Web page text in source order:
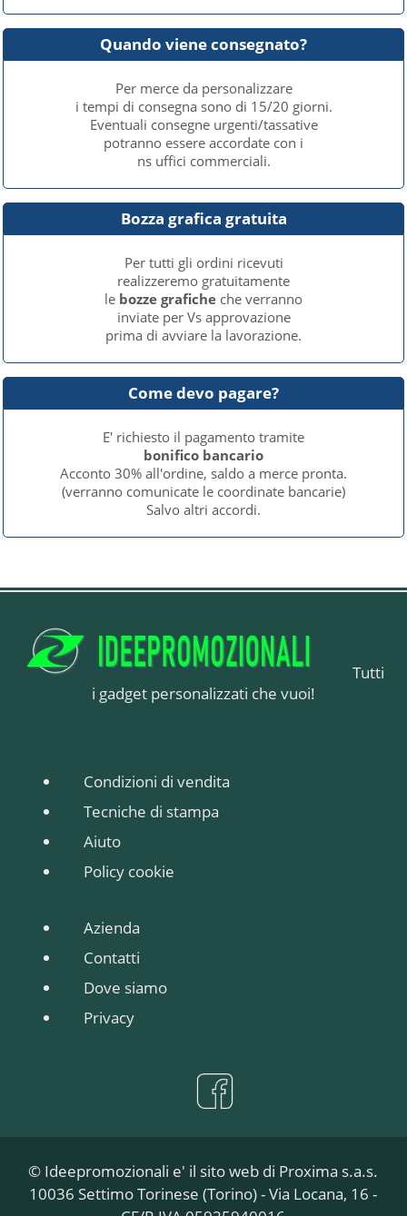
Quando viene consegnato?
Per merce da personalizzare
i tempi di consegna sono di 15/20 giorni.
Eventuali consegne urgenti/tassative
potranno essere accordate con i
ns uffici commerciali.
Bozza grafica gratuita
Per tutti gli ordini ricevuti
realizzeremo gratuitamente
le bozze grafiche che verranno
inviate per Vs approvazione
prima di avviare la lavorazione.
Come devo pagare?
E' richiesto il pagamento tramite
bonifico bancario
Acconto 30% all'ordine, saldo a merce pronta.
(verranno comunicate le coordinate bancarie)
Salvo altri accordi.
Tutti
i gadget personalizzati che vuoi!
Condizioni di vendita
Tecniche di stampa
Aiuto
Policy cookie
Azienda
Contatti
Dove siamo
Privacy
© Ideepromozionali e' il sito web di Proxima s.a.s.
10036 Settimo Torinese (Torino) - Via Locana, 16 -